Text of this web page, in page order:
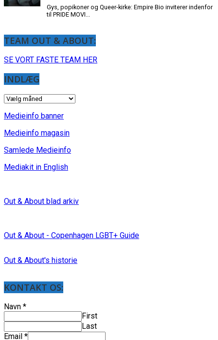
TEAM OUT & ABOUT:
SE VORT FASTE TEAM HER
INDLÆG
INDLÆG
Medieinfo banner
Medieinfo magasin
Samlede Medieinfo
Mediakit in English
Out & About blad arkiv
Out & About - Copenhagen LGBT+ Guide
Out & About's historie
KONTAKT OS:
Navn *
First
Last
Email *